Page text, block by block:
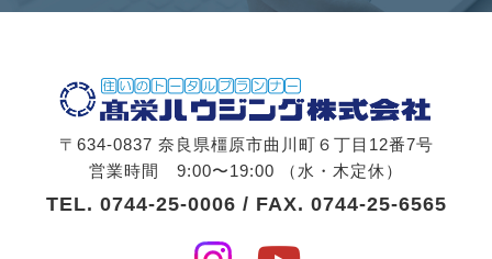
〒634-0837 奈良県橿原市曲川町６丁目12番7号
営業時間 9:00〜19:00 （水・木定休）
TEL. 0744-25-0006 / FAX. 0744-25-6565